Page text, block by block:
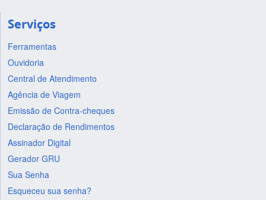
Serviços
Ferramentas
Ouvidoria
Central de Atendimento
Agência de Viagem
Emissão de Contra-cheques
Declaração de Rendimentos
Assinador Digital
Gerador GRU
Sua Senha
Esqueceu sua senha?